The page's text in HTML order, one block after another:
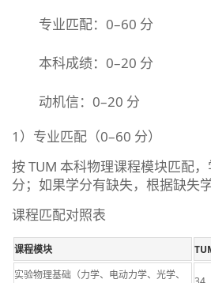
专业匹配：0–60 分
本科成绩：0–20 分
动机信：0–20 分
1）专业匹配（0–60 分）
按 TUM 本科物理课程模块匹配
分；如果学分有缺失，根据缺失
课程匹配对照表
课程模块
实验物理基础（力学、电动力学、光学、